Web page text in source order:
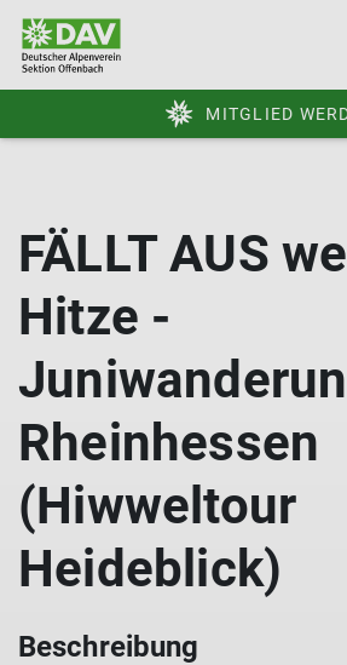
MITGLIED
FÄLLT AUS
Hitze -
Rheinhessen
(Hiwweltour
Heideblick)
Beschreibung